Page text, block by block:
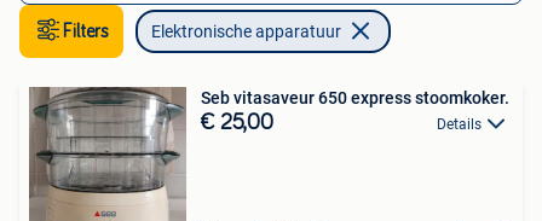
Filters Elektronische apparatuur
Seb vitasaveur 650 express stoomkoker.
€ 25,00 Details